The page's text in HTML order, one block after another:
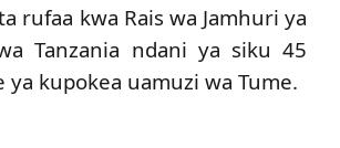
rufaa kwa Rais wa Jamhuri ya
Tanzania ndani ya siku 45
kupokea uamuzi wa Tume.